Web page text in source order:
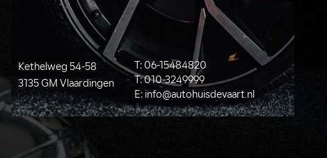
Kethelweg 54-58
3135 GM Vlaardingen
T: 06-15484820
T:010-3249999
E: info@autohuisdevaart.nl